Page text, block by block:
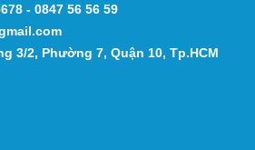
- 0847 56 56 59
3/2, Phường 7, Quận 10, Tp.HCM